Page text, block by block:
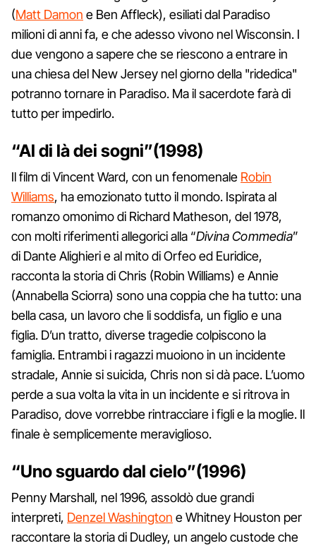
(Matt Damon e Ben Affleck), esiliati dal Paradiso
milioni di anni fa, e che adesso vivono nel Wisconsin. I
due vengono a sapere che se riescono a entrare in
una chiesa del New Jersey nel giorno della "ridedica"
potranno tornare in Paradiso. Ma il sacerdote farà di
tutto per impedirlo.
“Al di là dei sogni”(1998)
Il film di Vincent Ward, con un fenomenale Robin
Williams, ha emozionato tutto il mondo. Ispirata al
romanzo omonimo di Richard Matheson, del 1978,
con molti riferimenti allegorici alla “Divina Commedia”
di Dante Alighieri e al mito di Orfeo ed Euridice,
racconta la storia di Chris (Robin Williams) e Annie
(Annabella Sciorra) sono una coppia che ha tutto: una
bella casa, un lavoro che li soddisfa, un figlio e una
figlia. D’un tratto, diverse tragedie colpiscono la
famiglia. Entrambi i ragazzi muoiono in un incidente
stradale, Annie si suicida, Chris non si dà pace. L’uomo
perde a sua volta la vita in un incidente e si ritrova in
Paradiso, dove vorrebbe rintracciare i figli e la moglie. Il
finale è semplicemente meraviglioso.
“Uno sguardo dal cielo”(1996)
Penny Marshall, nel 1996, assoldò due grandi
interpreti, Denzel Washington e Whitney Houston per
raccontare la storia di Dudley, un angelo custode che